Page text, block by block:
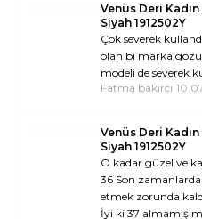
Venüs Deri
Siyah 1912502Y
Çok severek
olan bi
modeli de severek
Fatma bakırcı
Venüs Deri
Siyah 1912502Y
O kadar güzel ve
36 Son zamanlarda
etmek zorunda
İyi ki 37